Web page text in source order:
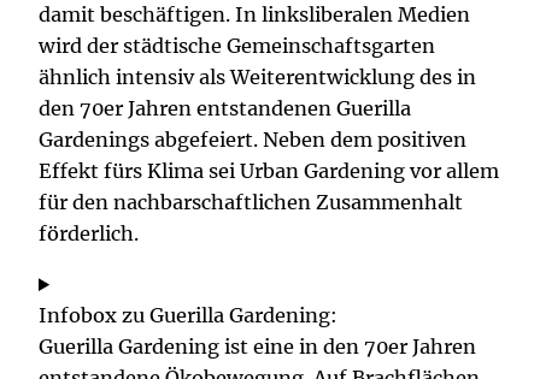
damit beschäftigen. In linksliberalen Medien
wird der städtische Gemeinschaftsgarten
ähnlich intensiv als Weiterentwicklung des in
den 70er Jahren entstandenen Guerilla
Gardenings abgefeiert. Neben dem positiven
Effekt fürs Klima sei Urban Gardening vor allem
für den nachbarschaftlichen Zusammenhalt
förderlich.
Infobox zu Guerilla Gardening:
Guerilla Gardening ist eine in den 70er Jahren